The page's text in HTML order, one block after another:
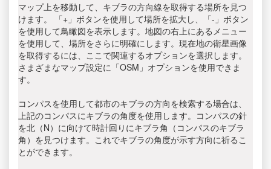
マップ上を移動して、キブラの方向線を取得する場所を見つ
けます。 「+」ボタンを使用して場所を拡大し、「-」ボタン
を使用して鳥瞰図を表示します。地図の右上にあるメニュー
を使用して、場所をさらに明確にします。現在地の衛星画像
を取得するには、ここで関連するオプションを選択します。
さまざまなマップ設定に「OSM」オプションを使用できま
す。
コンパスを使用して都市のキブラの方向を検索する場合は、
上記のコンパスにキブラの角度を使用します。コンパスの針
を北（N）に向けて時計回りにキブラ角（コンパスのキブラ
角）を見つけます。これでキブラの角度が示す方向に祈るこ
とができます。